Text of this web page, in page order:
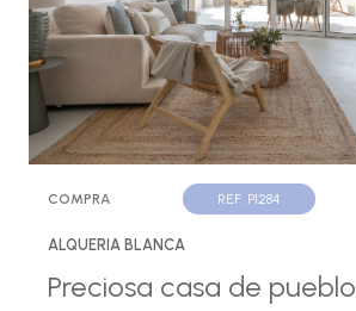
COMPRA REF. P1284
ALQUERIA BLANCA
Preciosa casa de pueblo